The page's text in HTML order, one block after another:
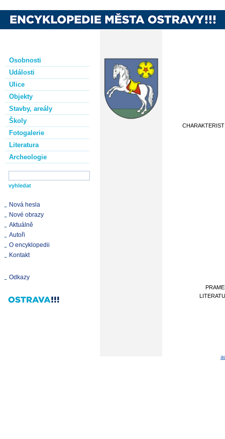
Osobnosti
Události
Ulice
Objekty
Stavby, areály
Školy
Fotogalerie
Literatura
Archeologie
Nová hesla
Nové obrazy
Aktuálně
Autoři
O encyklopedii
Kontakt
Odkazy